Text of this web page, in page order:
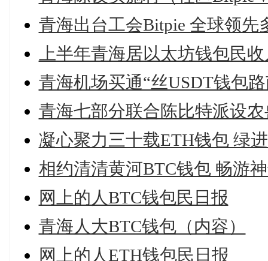
青海出台工会Bitpie 全球领先
上半年青海居以太坊钱包民
青海机场买通“丝USDT钱包
青海七部分联合陈比特派设
凝心聚力三十载ETH钱包 绿
相约清清黄河BTC钱包 畅游
网上的人BTC钱包民日报
青海人大BTC钱包（内容）
网上的人ETH钱包民日报